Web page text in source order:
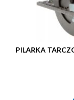
PILARKA TARCZOWA AKUMULATOROWA 184MM XR 18V